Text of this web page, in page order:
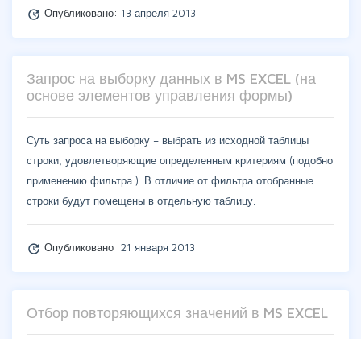
update Опубликовано: 13 апреля 2013
Запрос на выборку данных в MS EXCEL (на
основе элементов управления формы)
Суть запроса на выборку – выбрать из исходной таблицы
строки, удовлетворяющие определенным критериям (подобно
применению фильтра ). В отличие от фильтра отобранные
строки будут помещены в отдельную таблицу.
update Опубликовано: 21 января 2013
Отбор повторяющихся значений в MS EXCEL